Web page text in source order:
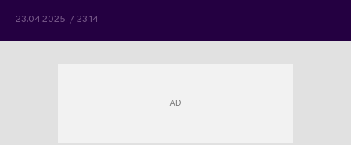
23.04.2025. / 23:14